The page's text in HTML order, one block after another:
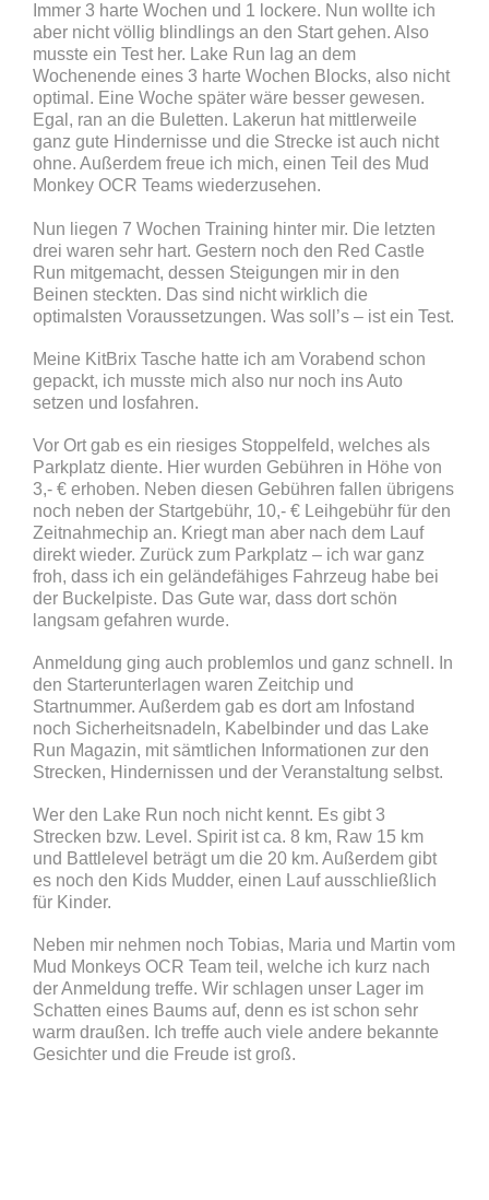
Immer 3 harte Wochen und 1 lockere. Nun wollte ich
aber nicht völlig blindlings an den Start gehen. Also
musste ein Test her. Lake Run lag an dem
Wochenende eines 3 harte Wochen Blocks, also nicht
optimal. Eine Woche später wäre besser gewesen.
Egal, ran an die Buletten. Lakerun hat mittlerweile
ganz gute Hindernisse und die Strecke ist auch nicht
ohne. Außerdem freue ich mich, einen Teil des Mud
Monkey OCR Teams wiederzusehen.
Nun liegen 7 Wochen Training hinter mir. Die letzten
drei waren sehr hart. Gestern noch den Red Castle
Run mitgemacht, dessen Steigungen mir in den
Beinen steckten. Das sind nicht wirklich die
optimalsten Voraussetzungen. Was soll’s – ist ein Test.
Meine KitBrix Tasche hatte ich am Vorabend schon
gepackt, ich musste mich also nur noch ins Auto
setzen und losfahren.
Vor Ort gab es ein riesiges Stoppelfeld, welches als
Parkplatz diente. Hier wurden Gebühren in Höhe von
3,- € erhoben. Neben diesen Gebühren fallen übrigens
noch neben der Startgebühr, 10,- € Leihgebühr für den
Zeitnahmechip an. Kriegt man aber nach dem Lauf
direkt wieder. Zurück zum Parkplatz – ich war ganz
froh, dass ich ein geländefähiges Fahrzeug habe bei
der Buckelpiste. Das Gute war, dass dort schön
langsam gefahren wurde.
Anmeldung ging auch problemlos und ganz schnell. In
den Starterunterlagen waren Zeitchip und
Startnummer. Außerdem gab es dort am Infostand
noch Sicherheitsnadeln, Kabelbinder und das Lake
Run Magazin, mit sämtlichen Informationen zur den
Strecken, Hindernissen und der Veranstaltung selbst.
Wer den Lake Run noch nicht kennt. Es gibt 3
Strecken bzw. Level. Spirit ist ca. 8 km, Raw 15 km
und Battlelevel beträgt um die 20 km. Außerdem gibt
es noch den Kids Mudder, einen Lauf ausschließlich
für Kinder.
Neben mir nehmen noch Tobias, Maria und Martin vom
Mud Monkeys OCR Team teil, welche ich kurz nach
der Anmeldung treffe. Wir schlagen unser Lager im
Schatten eines Baums auf, denn es ist schon sehr
warm draußen. Ich treffe auch viele andere bekannte
Gesichter und die Freude ist groß.